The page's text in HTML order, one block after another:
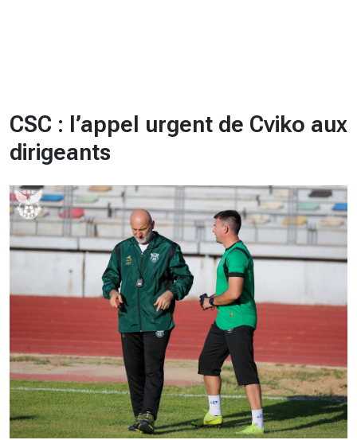
CSC : l’appel urgent de Cviko aux
dirigeants